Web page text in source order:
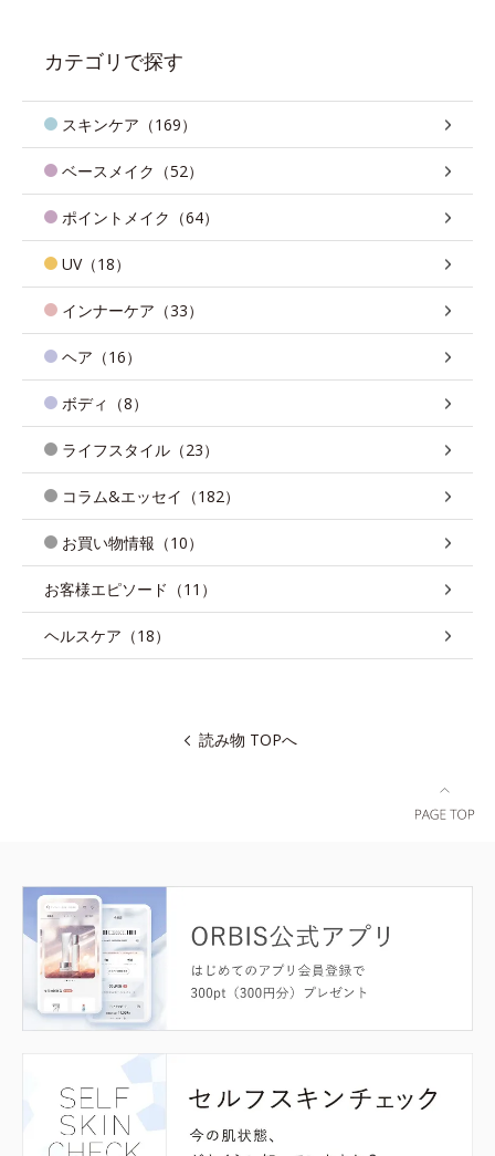
カテゴリで探す
スキンケア（169）
ベースメイク（52）
ポイントメイク（64）
UV（18）
インナーケア（33）
ヘア（16）
ボディ（8）
ライフスタイル（23）
コラム&エッセイ（182）
お買い物情報（10）
お客様エピソード（11）
ヘルスケア（18）
読み物 TOPへ